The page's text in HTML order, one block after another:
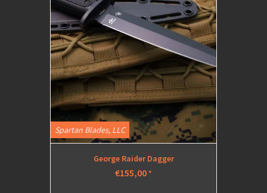
Spartan Blades, LLC
George Raider Dagger
€155,00*